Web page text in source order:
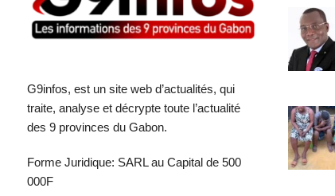
G9infos, est un site web d’actualités, qui
traite, analyse et décrypte toute l’actualité
des 9 provinces du Gabon.
Forme Juridique: SARL au Capital de 500
000F